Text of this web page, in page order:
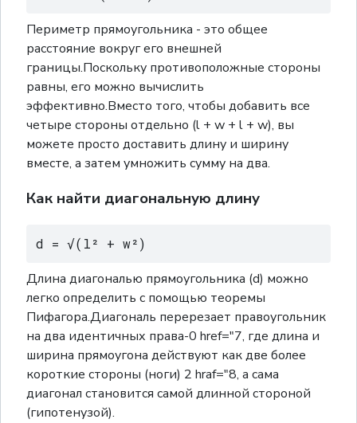
Периметр прямоугольника - это общее
расстояние вокруг его внешней
границы.Поскольку противоположные стороны
равны, его можно вычислить
эффективно.Вместо того, чтобы добавить все
четыре стороны отдельно (l + w + l + w), вы
можете просто доставить длину и ширину
вместе, а затем умножить сумму на два.
Как найти диагональную длину
d = √(l² + w²)
Длина диагональю прямоугольника (d) можно
легко определить с помощью теоремы
Пифагора.Диагональ перерезает правоугольник
на два идентичных права-0 href="7, где длина и
ширина прямоугона действуют как две более
короткие стороны (ноги) 2 hraf="8, а сама
диагонал становится самой длинной стороной
(гипотенузой).